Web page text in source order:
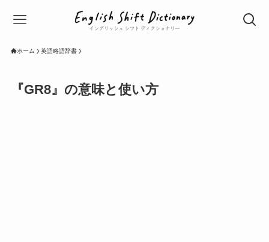
ホーム 英語略語辞書
『GR8』の意味と使い方